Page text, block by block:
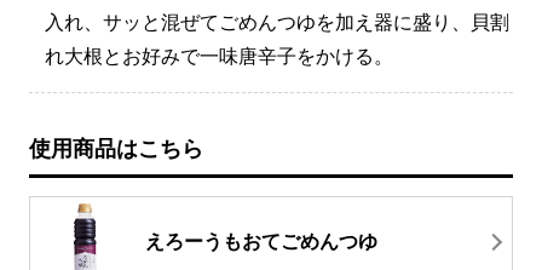
入れ、サッと混ぜてごめんつゆを加え器に盛り、貝割
れ大根とお好みで一味唐辛子をかける。
使用商品はこちら
えろーうもおてごめんつゆ